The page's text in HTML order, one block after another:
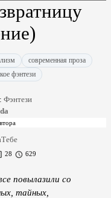
современная проза
фэнтези
Фэнтези
28 629
повылазили со
тайных,